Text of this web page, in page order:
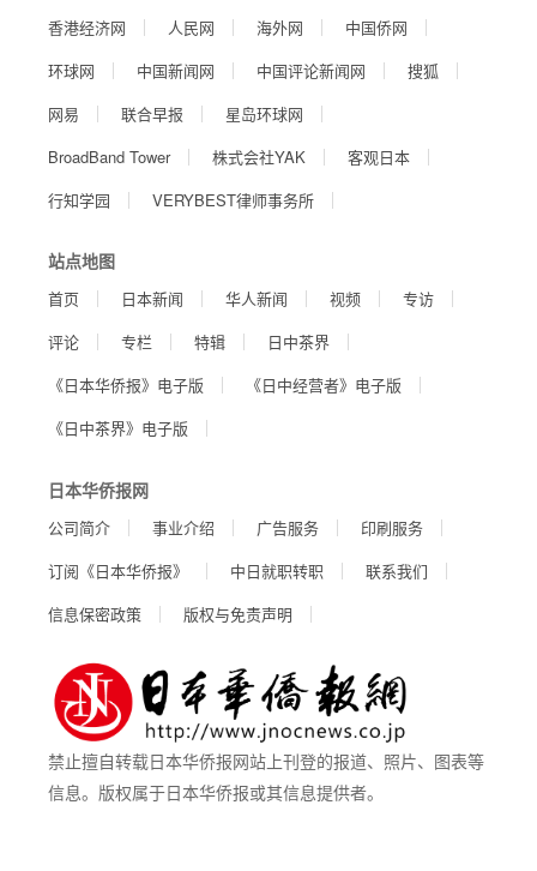
香港经济网
人民网 海外网
中国侨网
环球网
中国新闻网 中国评论新闻网
搜狐
网易
联合早报
星岛环球网
BroadBand Tower
株式会社YAK
客观日本
行知学园
VERYBEST律师事务所
站点地图
首页 日本新闻 华人新闻 视频
专访
评论
专栏 特辑
日中茶界
《日本华侨报》电子版
《日中经营者》电子版
《日中茶界》电子版
日本华侨报网
公司简介 事业介绍 广告服务
印刷服务
订阅《日本华侨报》
中日就职转职
联系我们
信息保密政策
版权与免责声明
禁止擅自转载日本华侨报网站上刊登的报道、照片、图表等
信息。版权属于日本华侨报或其信息提供者。